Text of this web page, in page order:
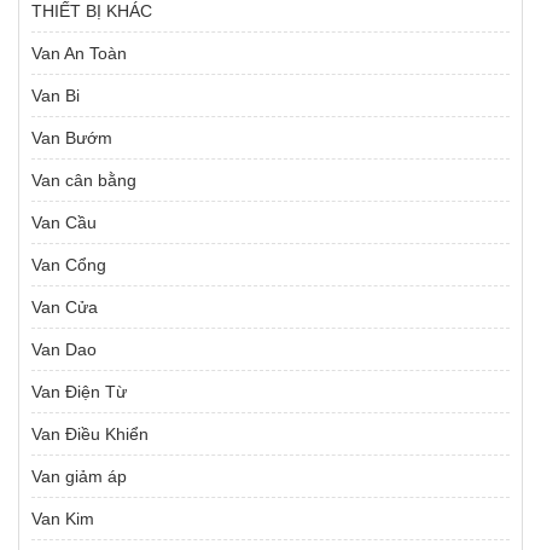
THIẾT BỊ KHÁC
Van An Toàn
Van Bi
Van Bướm
Van cân bằng
Van Cầu
Van Cổng
Van Cửa
Van Dao
Van Điện Từ
Van Điều Khiển
Van giảm áp
Van Kim